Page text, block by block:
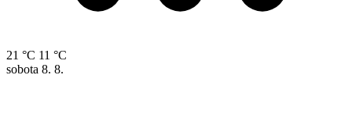
21 °C 11 °C
sobota 8. 8.